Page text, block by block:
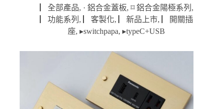
格
範
圍：
到
▏全部產品, · 鋁合金蓋板, ⌑ 鋁合金陽極系列 ,
▏功能系列 , ▏客製化, ▏新品上市,
▏開關插
座,▸switchpapa,▸typeC+USB